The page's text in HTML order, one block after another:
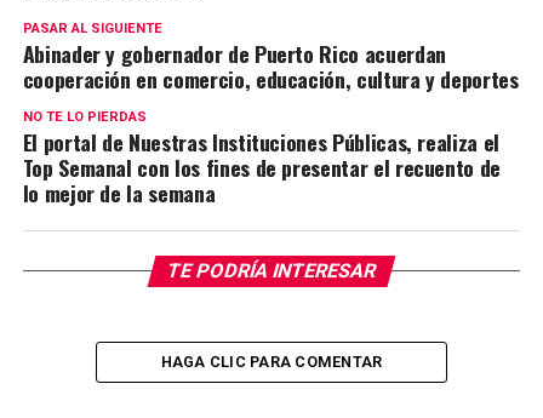
PASAR AL SIGUIENTE
Abinader y gobernador de Puerto Rico acuerdan
cooperación en comercio, educación, cultura y deportes
NO TE LO PIERDAS
El portal de Nuestras Instituciones Públicas, realiza el
Top Semanal con los fines de presentar el recuento de
lo mejor de la semana
TE PODRÍA INTERESAR
HAGA CLIC PARA COMENTAR